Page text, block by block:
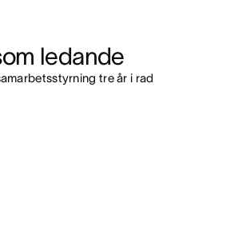
ledande
tre år i rad